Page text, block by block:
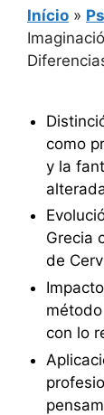
Início »
como
y la
Grecia
de
con lo